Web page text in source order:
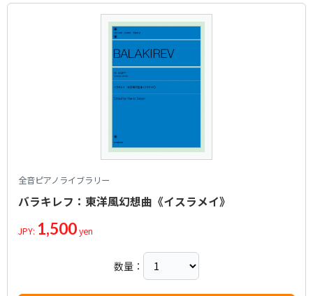
全音ピアノライブラリー
バラキレフ：東洋風幻想曲《イスラメイ》
JPY: 1,500yen
数量：